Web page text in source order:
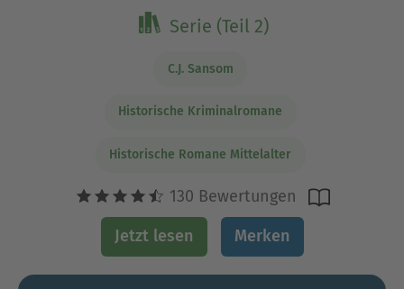
Serie (Teil 2)
C.J. Sansom
Historische Kriminalromane
Historische Romane Mittelalter
130 Bewertungen
Jetzt lesen Merken